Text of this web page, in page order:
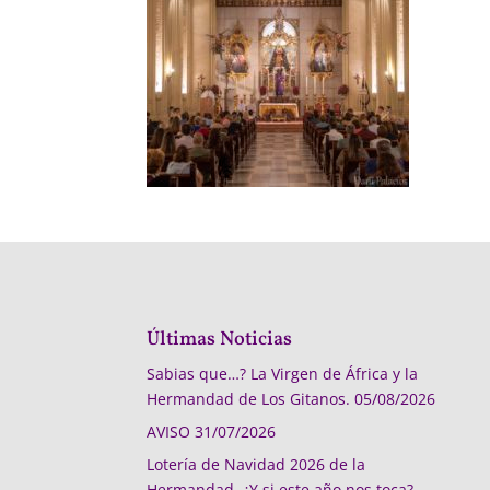
Últimas Noticias
Sabias que…? La Virgen de África y la
Hermandad de Los Gitanos. 05/08/2026
AVISO 31/07/2026
Lotería de Navidad 2026 de la